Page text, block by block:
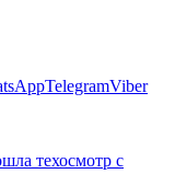
TelegramViber
техосмотр с